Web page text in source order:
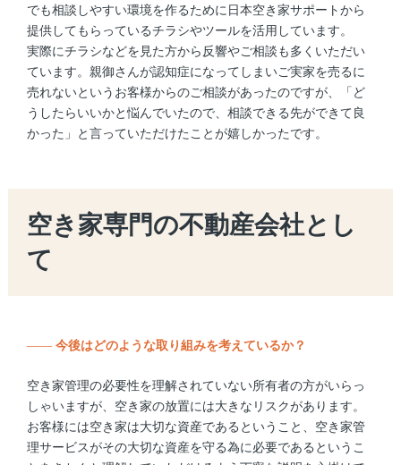
でも相談しやすい環境を作るために日本空き家サポートから
提供してもらっているチラシやツールを活用しています。
実際にチラシなどを見た方から反響やご相談も多くいただい
ています。親御さんが認知症になってしまいご実家を売るに
売れないというお客様からのご相談があったのですが、「ど
うしたらいいかと悩んでいたので、相談できる先ができて良
かった」と言っていただけたことが嬉しかったです。
空き家専門の不動産会社とし
て
—— 今後はどのような取り組みを考えているか？
空き家管理の必要性を理解されていない所有者の方がいらっ
しゃいますが、空き家の放置には大きなリスクがあります。
お客様には空き家は大切な資産であるということ、空き家管
理サービスがその大切な資産を守る為に必要であるというこ